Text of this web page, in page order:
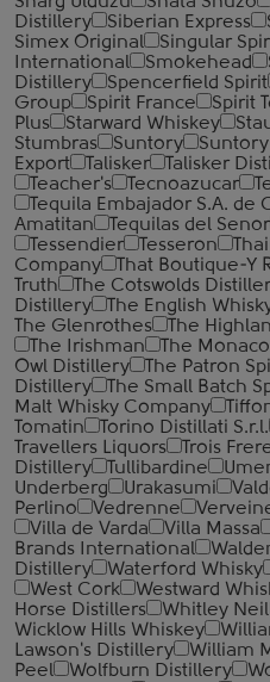
Distillery
Siberian Express
Simex Original
Singular
International
Smokehead
Distillery
Spencerfield Spirit
Group
Spirit France Spirit
Plus
Starward Whiskey
Stumbras
Suntory
Export
Talisker Talisker
Teacher's
Tecnoazucar
Tequila Embajador S.A. de
Amatitan
Tequilas del Senor
Tessendier
Tesseron
Company
That Boutique-Y
Truth
The Cotswolds
Distillery
The English
The Glenrothes
The
The Irishman
The
Owl Distillery
The Patron
Distillery
The Small Batch
Malt Whisky Company
Tomatin
Torino Distillati S.r.l.
Travellers Liquors
Trois
Distillery
Tullibardine
Underberg
Urakasumi
Perlino
Vedrenne
Villa de Varda
Villa Massa
Brands International
Distillery
Waterford Whisky
West Cork
Westward
Horse Distillers
Whitley
Wicklow Hills Whiskey
Lawson's Distillery
William
Peel
Wolfburn Distillery